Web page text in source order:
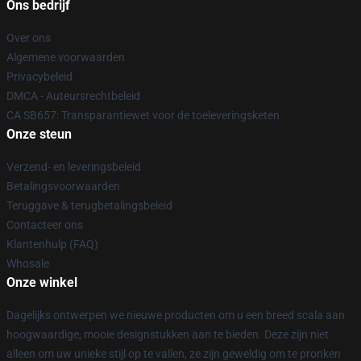
Ons bedrijf
Over ons
Algemene voorwaarden
Privacybeleid
DMCA - Auteursrechtbeleid
CA SB657: Transparantiewet voor de toeleveringsketen
Onze steun
Verzend- en leveringsbeleid
Betalingsvoorwaarden
Teruggave & terugbetalingsbeleid
Contacteer ons
Klantenhulp (FAQ)
Whosale
Onze winkel
Dagelijks ontwerpen we nieuwe producten om u een breed scala aan
hoogwaardige, mooie designstukken aan te bieden. Deze zijn niet
alleen om uw unieke stijl op te vallen, ze zijn geweldig om te pronken